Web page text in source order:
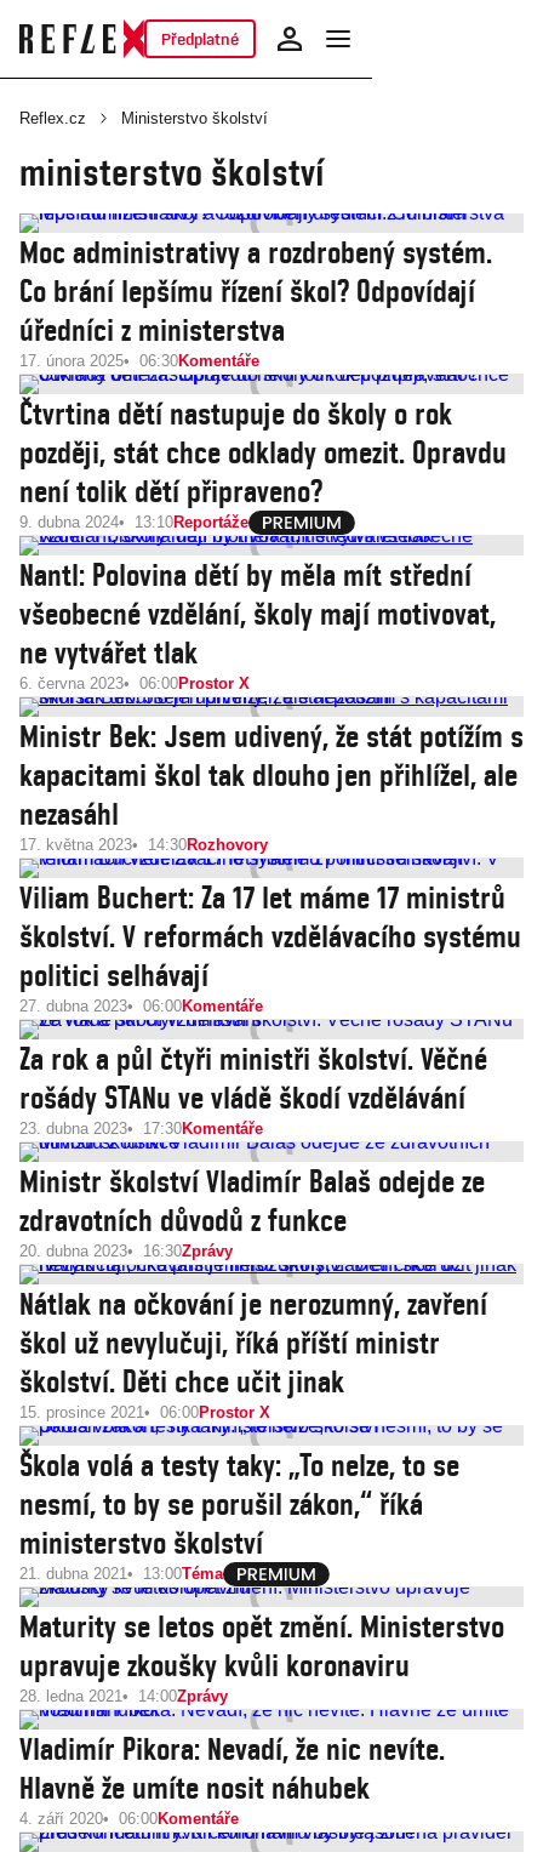
Předplatné
Reflex.cz Ministerstvo školství
ministerstvo školství
Moc administrativy a rozdrobený systém.
Co brání lepšímu řízení škol? Odpovídají
úředníci z ministerstva
17. února 2025 06:30Komentáře
Čtvrtina dětí nastupuje do školy o rok
později, stát chce odklady omezit. Opravdu
není tolik dětí připraveno?
9. dubna 2024 13:10Reportáže
Nantl: Polovina dětí by měla mít střední
všeobecné vzdělání, školy mají motivovat,
ne vytvářet tlak
6. června 2023 06:00Prostor X
Ministr Bek: Jsem udivený, že stát potížím s
kapacitami škol tak dlouho jen přihlížel, ale
nezasáhl
17. května 2023 14:30Rozhovory
Viliam Buchert: Za 17 let máme 17 ministrů
školství. V reformách vzdělávacího systému
politici selhávají
27. dubna 2023 06:00Komentáře
Za rok a půl čtyři ministři školství. Věčné
rošády STANu ve vládě škodí vzdělávání
23. dubna 2023 17:30Komentáře
Ministr školství Vladimír Balaš odejde ze
zdravotních důvodů z funkce
20. dubna 2023 16:30Zprávy
Nátlak na očkování je nerozumný, zavření
škol už nevylučuji, říká příští ministr
školství. Děti chce učit jinak
15. prosince 2021 06:00Prostor X
Škola volá a testy taky: „To nelze, to se
nesmí, to by se porušil zákon,“ říká
ministerstvo školství
21. dubna 2021 13:00Téma
Maturity se letos opět změní. Ministerstvo
upravuje zkoušky kvůli koronaviru
28. ledna 2021 14:00Zprávy
Vladimír Pikora: Nevadí, že nic nevíte.
Hlavně že umíte nosit náhubek
4. září 2020 06:00Komentáře